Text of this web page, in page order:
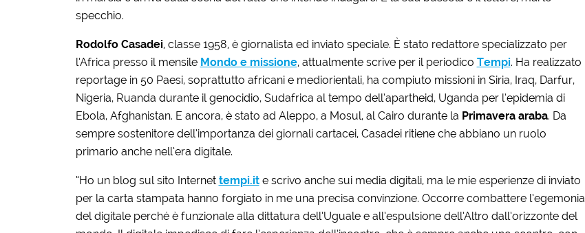
specchio.
Rodolfo Casadei, classe 1958, è giornalista ed inviato speciale. È stato redattore specializzato per
l’Africa presso il mensile Mondo e missione, attualmente scrive per il periodico Tempi. Ha realizzato
reportage in 50 Paesi, soprattutto africani e mediorientali, ha compiuto missioni in Siria, Iraq, Darfur,
Nigeria, Ruanda durante il genocidio, Sudafrica al tempo dell’apartheid, Uganda per l’epidemia di
Ebola, Afghanistan. E ancora, è stato ad Aleppo, a Mosul, al Cairo durante la Primavera araba. Da
sempre sostenitore dell’importanza dei giornali cartacei, Casadei ritiene che abbiano un ruolo
primario anche nell’era digitale.
“Ho un blog sul sito Internet tempi.it e scrivo anche sui media digitali, ma le mie esperienze di inviato
per la carta stampata hanno forgiato in me una precisa convinzione. Occorre combattere l’egemonia
del digitale perché è funzionale alla dittatura dell’Uguale e all’espulsione dell’Altro dall’orizzonte del